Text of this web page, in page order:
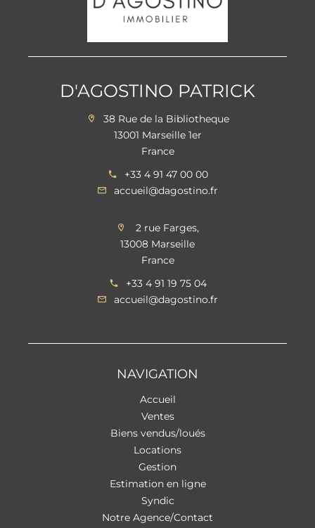
D'AGOSTINO PATRICK
38 Rue de la Bibliotheque
13001 Marseille 1er
France
+33 4 91 47 00 00
accueil@dagostino.fr
2 rue Farges,
13008 Marseille
France
+33 4 91 19 75 04
accueil@dagostino.fr
NAVIGATION
Accueil
Ventes
Biens vendus/loués
Locations
Gestion
Estimation en ligne
Syndic
Notre Agence/Contact